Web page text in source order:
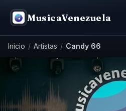
MusicaVenezuela
Inicio / Artistas / Candy 66